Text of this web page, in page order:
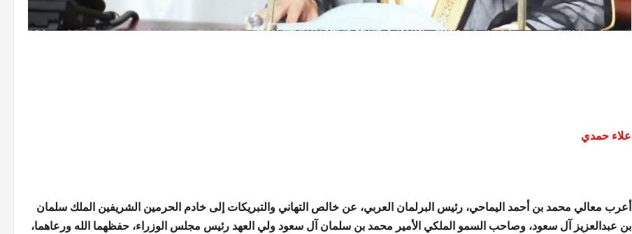
علاء حمدي
أعرب معالي محمد بن أحمد اليماحي، رئيس البرلمان العربي، عن خالص التهاني والتبريكات إلى خادم الحرمين الشريفين الملك سلمان
بن عبدالعزيز آل سعود، وصاحب السمو الملكي الأمير محمد بن سلمان آل سعود ولي العهد رئيس مجلس الوزراء، حفظهما الله ورعاهما،